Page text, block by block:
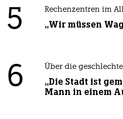
5 Rechenzentren im All
„Wir müssen
6 Über die
„Die Stadt ist
Mann in einem